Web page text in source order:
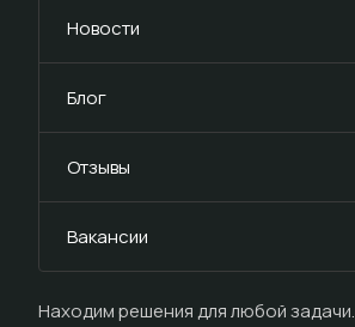
Новости
Блог
Отзывы
Вакансии
Находим решения для любой задачи.